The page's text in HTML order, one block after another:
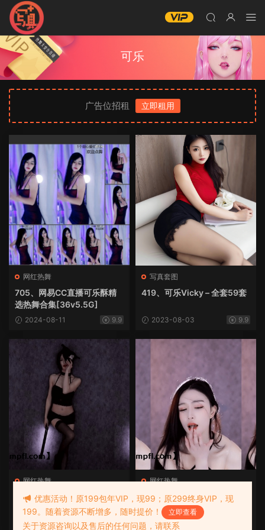
可乐
广告位招租 立即租用
网红热舞
705、网易CC直播可乐酥精
选热舞合集[36v5.5G]
2024-08-11 9.9
写真套图
419、可乐Vicky – 全套59套
2023-08-03 9.9
网红热舞
64、斗鱼艾可乐(miyoki米
优) 热舞视频合集[40V10.1G]
2023-04-29 9.9
网红热舞
62、斗鱼miyoki米优（艾可
乐）私人订制火箭视频[4V38
9M]2023-04-29
优惠活动！原199包年VIP，现99；原299终身VIP，现
199。随着资源不断增多，随时提价！
立即查看
关于资源咨询以及售后的任何问题，请联系